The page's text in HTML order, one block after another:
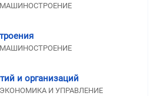
МАШИНОСТРОЕНИЕ
МАШИНОСТРОЕНИЕ
и организаций
ЭКОНОМИКА И УПРАВЛЕНИЕ